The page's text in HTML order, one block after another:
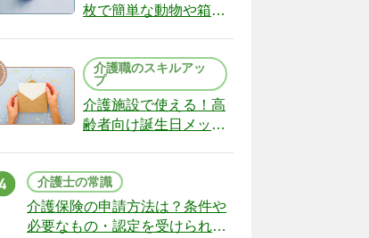
枚で簡単な動物や箱、
介護職のスキルアッ
プ
介護施設で使える！高
齢者向け誕生日メッセ
介護士の常識
介護保険の申請方法は？条件や
必要なもの・認定を受けられな